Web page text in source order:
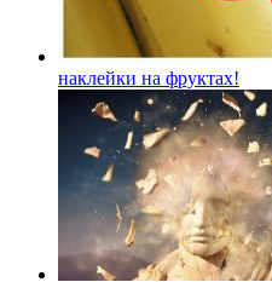
наклейки на фруктах!